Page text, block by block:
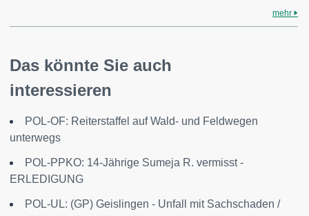
mehr
Das könnte Sie auch
interessieren
POL-OF: Reiterstaffel auf Wald- und Feldwegen
unterwegs
POL-PPKO: 14-Jährige Sumeja R. vermisst -
ERLEDIGUNG
POL-UL: (GP) Geislingen - Unfall mit Sachschaden /